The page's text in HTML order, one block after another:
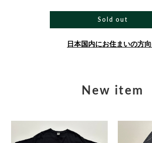
Sold out
日本国内にお住まいの方
New item